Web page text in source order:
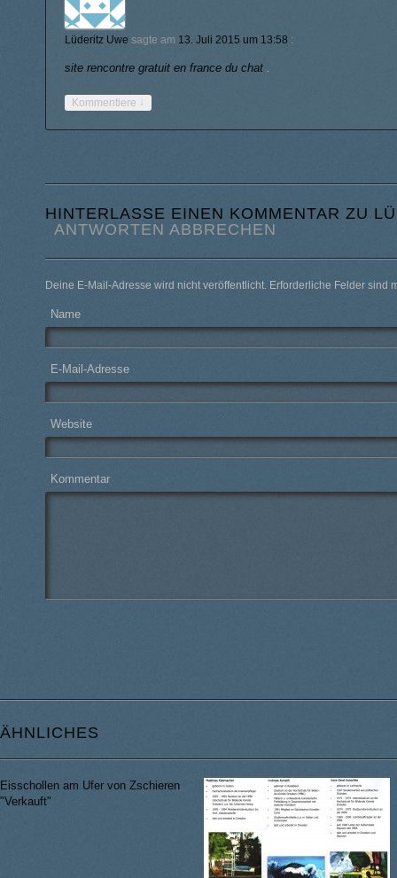
Lüderitz Uwe sagte am 13. Juli 2015 um 13:58 :
site rencontre gratuit en france du chat
Kommentiere ↓
HINTERLASSE EINEN KOMMENTAR ZU
ANTWORTEN ABBRECHEN
Deine E-Mail-Adresse wird nicht veröffentlicht. Erforderliche Felder sind
Name
E-Mail-Adresse
Website
Kommentar
ÄHNLICHES
Eisschollen am Ufer von Zschieren
"Verkauft"